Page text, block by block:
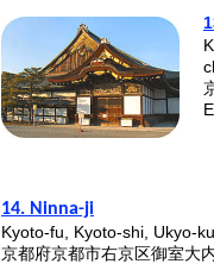
14. Ninna-ji
Kyoto-fu, Kyoto-shi, Ukyo-
京都府京都市右京区御室大